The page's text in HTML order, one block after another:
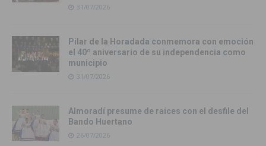
31/07/2026
Pilar de la Horadada conmemora con emoción
el 40º aniversario de su independencia como
municipio
31/07/2026
Almoradí presume de raíces con el desfile del
Bando Huertano
26/07/2026